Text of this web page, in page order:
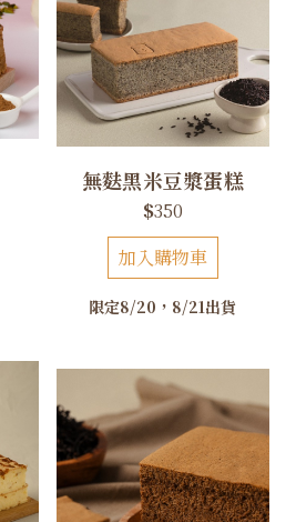
無麩黑米豆漿蛋糕
$350
加入購物車
限定8/20，8/21出貨